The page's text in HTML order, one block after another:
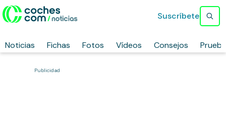
Noticias Fichas Fotos Vídeos Consejos
Suscríbete
Publicidad